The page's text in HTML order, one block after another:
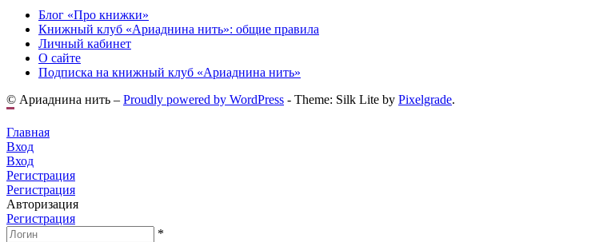
Блог «Про книжки»
Книжный клуб «Ариаднина нить»: общие правила
Личный кабинет
О сайте
Подписка на книжный клуб «Ариаднина нить»
© Ариаднина нить – Proudly powered by WordPress - Theme: Silk Lite by Pixelgrade.
Главная
Вход
Вход
Регистрация
Регистрация
Авторизация
Регистрация
*